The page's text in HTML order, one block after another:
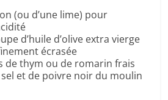
(ou d’une lime) pour
d’huile d’olive extra vierge
écrasée
de thym ou de romarin frais
et de poivre noir du moulin